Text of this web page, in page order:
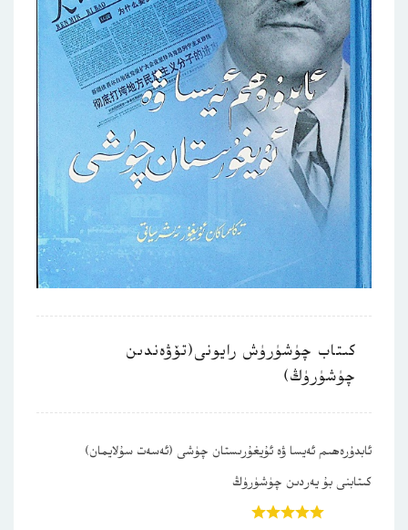
كىتاب چۈشۈرۈش رايونى(تۆۋەندىن
چۈشۈرۈڭ)
ئابدۇرەھىم ئەيسا ۋە ئۇيغۇرىستان چۈشى (ئەسەت سۇلايمان)
كىتابنى بۇ يەردىن چۈشۈرۈڭ